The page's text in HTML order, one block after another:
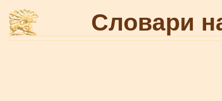
Словари